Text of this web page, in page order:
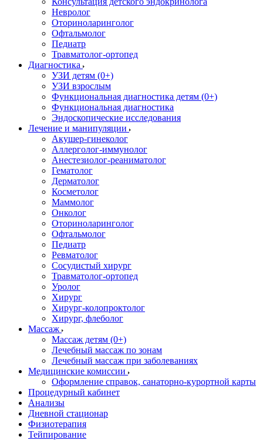
Невролог
Оториноларинголог
Офтальмолог
Педиатр
Травматолог-ортопед
Диагностика
УЗИ детям (0+)
УЗИ взрослым
Функциональная диагностика детям (0+)
Функциональная диагностика
Эндоскопические исследования
Лечение и манипуляции
Акушер-гинеколог
Аллерголог-иммунолог
Анестезиолог-реаниматолог
Гематолог
Дерматолог
Косметолог
Маммолог
Онколог
Оториноларинголог
Офтальмолог
Педиатр
Ревматолог
Сосудистый хирург
Травматолог-ортопед
Уролог
Хирург
Хирург-колопроктолог
Хирург, флеболог
Массаж
Массаж детям (0+)
Лечебный массаж по зонам
Лечебный массаж при заболеваниях
Медицинские комиссии
Оформление справок, санаторно-курортной карты
Процедурный кабинет
Анализы
Дневной стационар
Физиотерапия
Тейпирование